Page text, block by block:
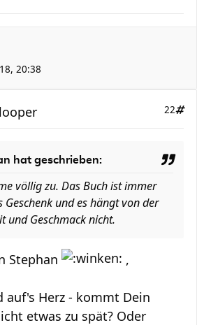
20:38
22
hat geschrieben:
völlig zu. Das Buch ist immer
Geschenk und es hängt von der
und Geschmack nicht.
Stephan ,
auf's Herz - kommt Dein
etwas zu spät? Oder